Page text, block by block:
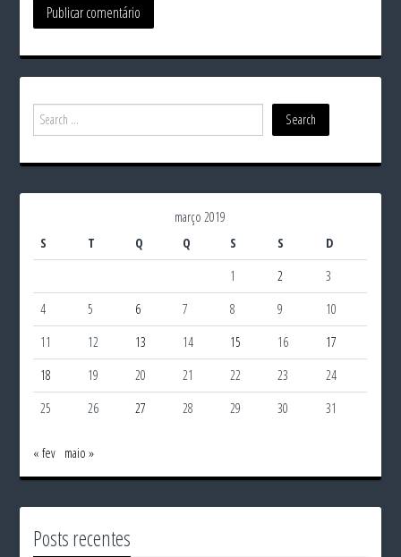
março 2019
S
T Q Q S S
D
1
2
3
4
5 6 7 8 9
10
11
12 13 14 15 16
17
18
19 20 21 22 23
24
25
26 27 28 29 30 31
« fev maio »
Posts recentes